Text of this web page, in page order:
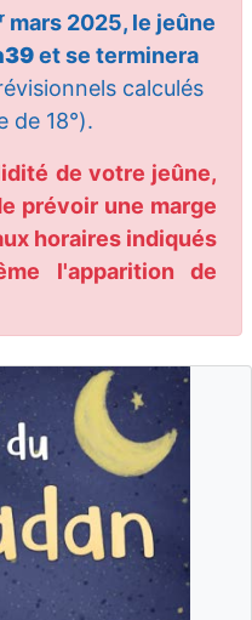
mars 2025, le jeûne
et se terminera
calculés
de 18°).
de votre jeûne,
prévoir une marge
horaires indiqués
l'apparition de